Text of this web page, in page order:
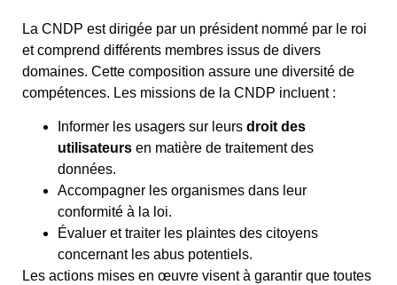
La CNDP est dirigée par un président nommé par le roi
et comprend différents membres issus de divers
domaines. Cette composition assure une diversité de
compétences. Les missions de la CNDP incluent :
Informer les usagers sur leurs droit des
utilisateurs en matière de traitement des
données.
Accompagner les organismes dans leur
conformité à la loi.
Évaluer et traiter les plaintes des citoyens
concernant les abus potentiels.
Les actions mises en œuvre visent à garantir que toutes